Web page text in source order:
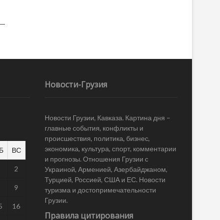
ВС
2
9
16
Новости-Грузия
Новости Грузии, Кавказа. Картина дня –
главные события, конфликты и
происшествия, политика, бизнес,
экономика, культура, спорт, комментарии
и прогнозы. Отношения Грузии с
Украиной, Арменией, Азербайджаном,
Турцией, Россией, США и ЕС. Новости
туризма и достопримечательности
Грузии.
Правила цитирования